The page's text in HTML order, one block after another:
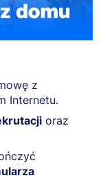
z
Internetu.
oraz